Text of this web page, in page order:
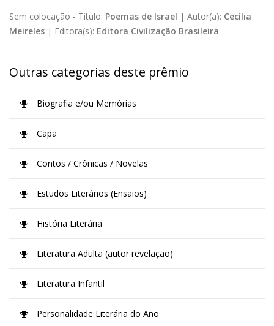
Sem colocação - Título: Poemas de Israel | Autor(a): Cecília
Meireles | Editora(s): Editora Civilização Brasileira
Outras categorias deste prêmio
Biografia e/ou Memórias
Capa
Contos / Crônicas / Novelas
Estudos Literários (Ensaios)
História Literária
Literatura Adulta (autor revelação)
Literatura Infantil
Personalidade Literária do Ano